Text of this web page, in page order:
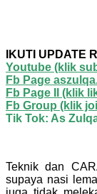
IKUTI UPDATE
Youtube (klik
Fb Page
Fb Page II (klik
Fb Group (klik
Tik Tok: As
Teknik dan
supaya nasi